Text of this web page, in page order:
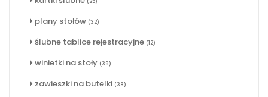
plany stołów (32)
ślubne tablice rejestracyjne (12)
winietki na stoły (39)
zawieszki na butelki (38)